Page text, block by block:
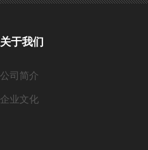
关于我们
公司简介
企业文化